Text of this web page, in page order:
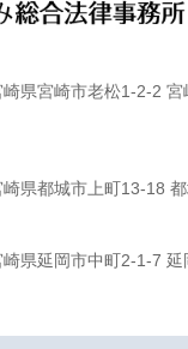
県宮崎市老松1-2-2 宮
県都城市上町13-18
県延岡市中町2-1-7 延